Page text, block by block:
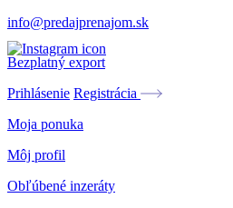
info@predajprenajom.sk
Bezplatný export
Prihlásenie Registrácia
Moja ponuka
Môj profil
Obľúbené inzeráty